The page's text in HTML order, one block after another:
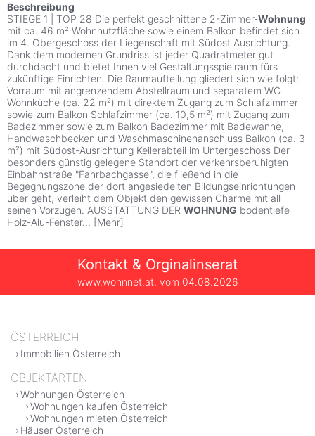
Beschreibung
STIEGE 1 | TOP 28 Die perfekt geschnittene 2-Zimmer-Wohnung
mit ca. 46 m² Wohnnutzfläche sowie einem Balkon befindet sich
im 4. Obergeschoss der Liegenschaft mit Südost Ausrichtung.
Dank dem modernen Grundriss ist jeder Quadratmeter gut
durchdacht und bietet Ihnen viel Gestaltungsspielraum fürs
zukünftige Einrichten. Die Raumaufteilung gliedert sich wie folgt:
Vorraum mit angrenzendem Abstellraum und separatem WC
Wohnküche (ca. 22 m²) mit direktem Zugang zum Schlafzimmer
sowie zum Balkon Schlafzimmer (ca. 10,5 m²) mit Zugang zum
Badezimmer sowie zum Balkon Badezimmer mit Badewanne,
Handwaschbecken und Waschmaschinenanschluss Balkon (ca. 3
m²) mit Südost-Ausrichtung Kellerabteil im Untergeschoss Der
besonders günstig gelegene Standort der verkehrsberuhigten
Einbahnstraße "Fahrbachgasse", die fließend in die
Begegnungszone der dort angesiedelten Bildungseinrichtungen
über geht, verleiht dem Objekt den gewissen Charme mit all
seinen Vorzügen. AUSSTATTUNG DER WOHNUNG bodentiefe
Holz-Alu-Fenster... [Mehr]
Kontakt & Orginalinserat
www.wohnnet.at, vom 04.08.2026
ÖSTERREICH
Immobilien Österreich
OBJEKTARTEN
Wohnungen Österreich
Wohnungen kaufen Österreich
Wohnungen mieten Österreich
Häuser Österreich